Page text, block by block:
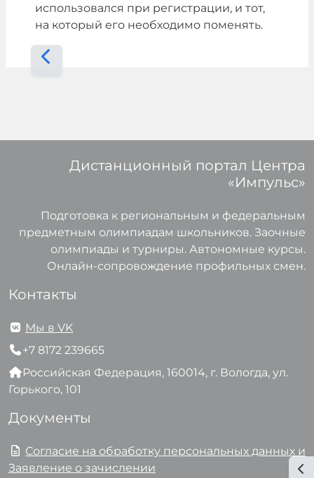
использовался при регистрации, и тот,
на который его необходимо поменять.
Дистанционный портал Центра
«Импульс»
Подготовка к региональным и федеральным
предметным олимпиадам школьников. Заочные
олимпиады и турниры. Автономные курсы.
Онлайн-сопровождение профильных смен.
Контакты
Мы в VK
+7 8172 239665
Российская Федерация, 160014, г. Вологда, ул.
Горького, 101
Документы
Согласие на обработку персональных данных и
Заявление о зачислении